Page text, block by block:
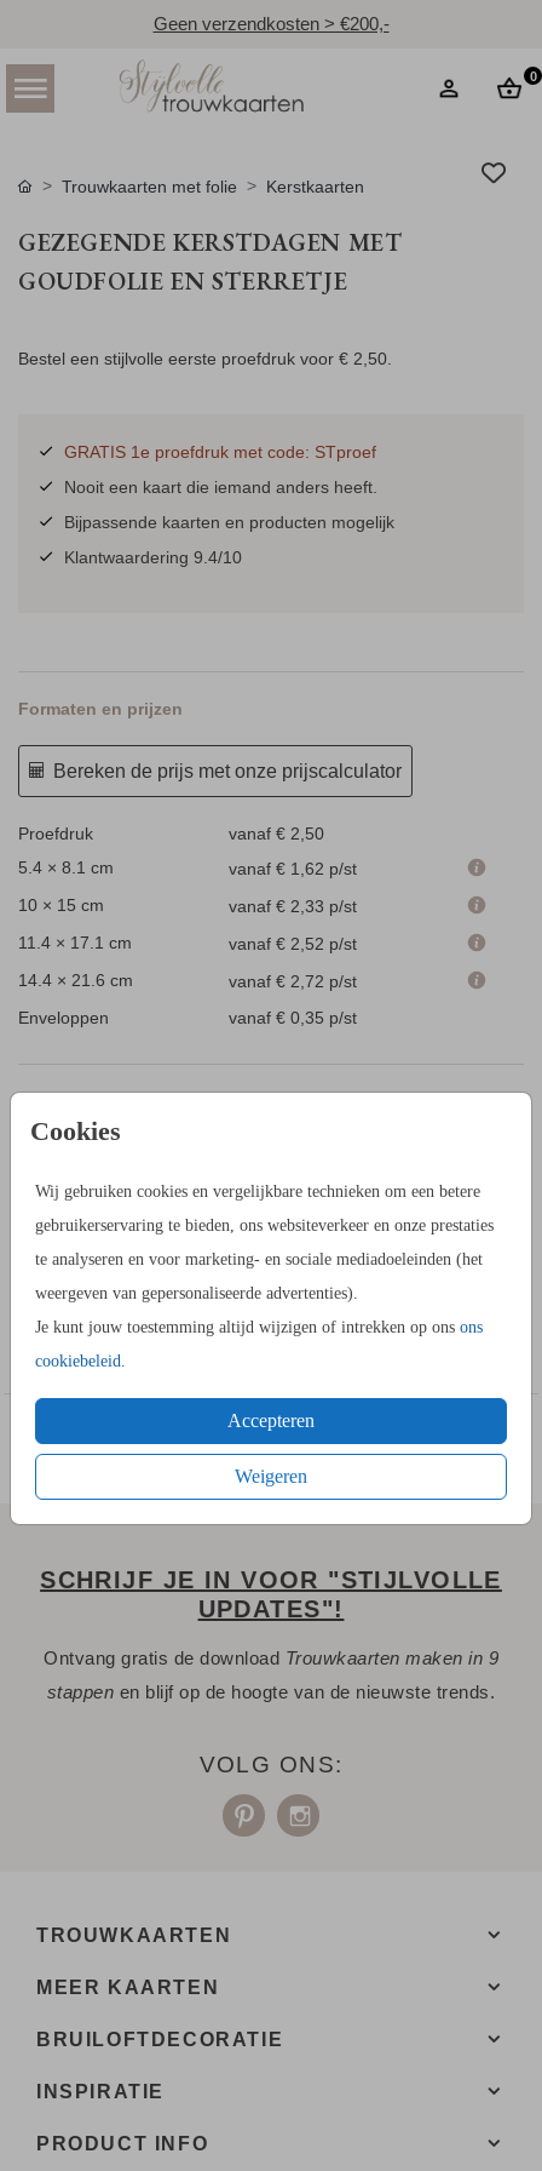
Geen verzendkosten > €200,-
0
Cookies
Wij gebruiken cookies en vergelijkbare technieken om een betere
gebruikerservaring te bieden, ons websiteverkeer en onze prestaties
te analyseren en voor marketing- en sociale mediadoeleinden (het
weergeven van gepersonaliseerde advertenties).
Je kunt jouw toestemming altijd wijzigen of intrekken op ons ons
cookiebeleid
Accepteren
Weigeren
Trouwkaarten met folie Kerstkaarten
GEZEGENDE KERSTDAGEN MET
GOUDFOLIE EN STERRETJE
Bestel een stijlvolle eerste proefdruk voor € 2,50.
GRATIS 1e proefdruk met code: STproef
Nooit een kaart die iemand anders heeft.
Bijpassende kaarten en producten mogelijk
Klantwaardering 9.4/10
Formaten en prijzen
Bereken de prijs met onze prijscalculator
Proefdruk
vanaf € 2,50
5.4 × 8.1 cm
vanaf € 1,62 p/st
10 × 15 cm
vanaf € 2,33 p/st
11.4 × 17.1 cm
vanaf € 2,52 p/st
14.4 × 21.6 cm
vanaf € 2,72 p/st
Enveloppen
vanaf € 0,35 p/st
PRODUCTINFORMATIE
OMSCHRIJVING
Mooie tekst met goudfolie op de voorkant. Op de achterkant
staat gezegende kerstdagen en een voorspoedig nieuwjaar.
Alleen op de voorkant wordt folie gedrukt. Alle teksten en
kleuren kunnen naar eigen wens aangepast worden.
- Ga naar de kaartopmaker om een stijlvol ontwerp te maken.
- Je kunt gebruik maken van onze uitgebreide beeldbank.
- Bewaar het ontwerp in je account. Je kunt later verder
werken.
- Tijdens het bestellen kies je uit meerdere formaten,
verschillende papiersoorten en één van de 20+ kleuren
enveloppen.
- Bij de 1e proefdruk ontvang je een proefsetje met staaltjes
Een vraag? Hier vind je waarschijnlijkhet antwoord.
contactmet ons op. We helpen je
Toon meer
SCHRIJF JE IN VOOR "STIJLVOLLE
UPDATES"!
Ontvang gratis de download Trouwkaarten maken in 9
stappen en blijf op de hoogte van de nieuwste trends.
VOLG ONS:
TROUWKAARTEN
MEER KAARTEN
BRUILOFTDECORATIE
INSPIRATIE
PRODUCT INFO